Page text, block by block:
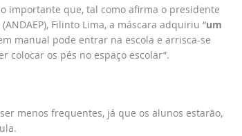
importante que, tal como afirma o presidente
Filinto Lima, a máscara adquiriu “um
manual pode entrar na escola e arrisca-se
colocar os pés no espaço escolar”.
menos frequentes, já que os alunos estarão,